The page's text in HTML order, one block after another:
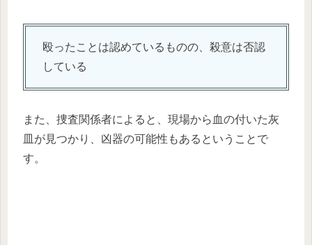
殴ったことは認めているものの、殺意は否認
している
また、捜査関係者によると、現場から血の付いた灰
皿が見つかり、凶器の可能性もあるということで
す。